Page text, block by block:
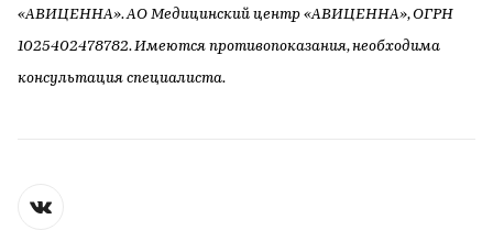
«АВИЦЕННА». АО Медицинский центр «АВИЦЕННА», ОГРН
1025402478782. Имеются противопоказания, необходима
консультация специалиста.